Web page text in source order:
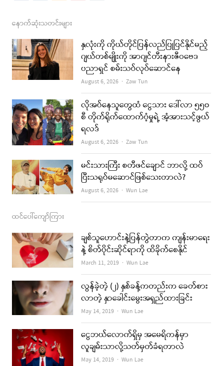
c
e
b
o
k
s
t
a
g
a
m
s
t
u
b
e
i
l
နောက်ဆုံးသတင်းများ
နှလုံးကို ကိုယ်တိုင်ပြန်လည်ပြုပြင်နိုင်မည့်
ဂျယ်တစ်မျိုးကို အာဂျင်တီးနားဇီဝဗေဒ
ပညာရှင် စမ်းသပ်လုပ်ဆောင်နေ
August 6, 2026 Author
Zaw Tun
လိုအပ်နေသူတွေထံ ငွေသား ဒေါ်လာ ၅၅၀
စီ တိုက်ရိုက်ထောက်ပံ့မှုရဲ့ အံ့အားသင့်ဖွယ်
ရလဒ်
August 6, 2026 Author
Zaw Tun
မင်းသားကြီး စတီဖင်ချောင် ဘာလို့ ထပ်
ပြီးသရုပ်မဆောင်ဖြစ်သေးတာလဲ?
August 6, 2026 Author
Wun Lae
ထင်ပေါ်ကျော်ကြား
ချစ်သူဟောင်းနဲ့ပြန်တွဲတာက ကျန်းမာရေး
နဲ့ စိတ်ပိုင်းဆိုင်ရာကို ထိခိုက်စေနိုင်
March 11, 2019 Author
Wun Lae
လွန်ခဲ့တဲ့ (၂) နှစ်ခန့်ကတည်းက ခေတ်စား
လာတဲ့ နှာခေါင်းမွေးအရှည်ထားခြင်း
May 14, 2019 Author
Wun Lae
ငွေဘယ်လောက်ရှိမှ အမေရိကန်မှာ
လူချမ်းသာလို့သတ်မှတ်ခံရတာလဲ
May 14, 2019 Author
Wun Lae